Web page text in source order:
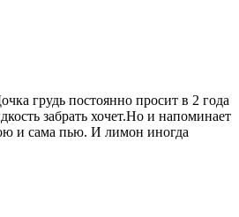
грудь постоянно просит в 2 года
забрать хочет.Но и напоминает
и сама пью. И лимон иногда